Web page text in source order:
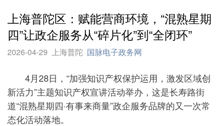
上海普陀区：赋能营商环境，“混熟星期
四”让政企服务从“碎片化”到“全闭环”
2026-04-29 上海普陀 国脉电子政务网
4月28日，“加强知识产权保护运用，激发区域创
新活力”主题知识产权宣讲活动举办，这是长寿路街
道“混熟星期四·有事来商量”政企服务品牌的又一次常
态化活动落地。